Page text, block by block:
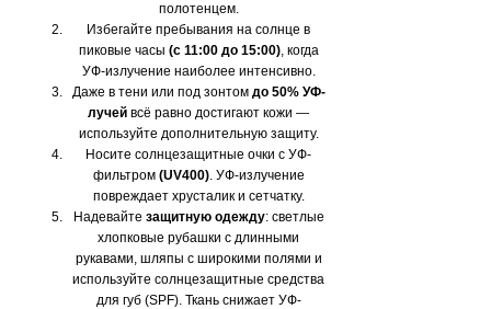
полотенцем.
Избегайте пребывания на солнце в
пиковые часы (с 11:00 до 15:00), когда
УФ-излучение наиболее интенсивно.
Даже в тени или под зонтом до 50% УФ-
лучей всё равно достигают кожи —
используйте дополнительную защиту.
Носите солнцезащитные очки с УФ-
фильтром (UV400). УФ-излучение
повреждает хрусталик и сетчатку.
Надевайте защитную одежду: светлые
хлопковые рубашки с длинными
рукавами, шляпы с широкими полями и
используйте солнцезащитные средства
для губ (SPF). Ткань снижает УФ-